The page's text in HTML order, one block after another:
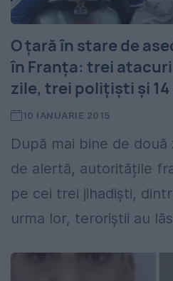
O țară în stare de
în Franța: trei
zile, trei polițiști și
10 IANUARIE 2015
După mai bine de
de alertă, autoritățile
pe cei trei jihadiști,
urma lor, teroriștii au